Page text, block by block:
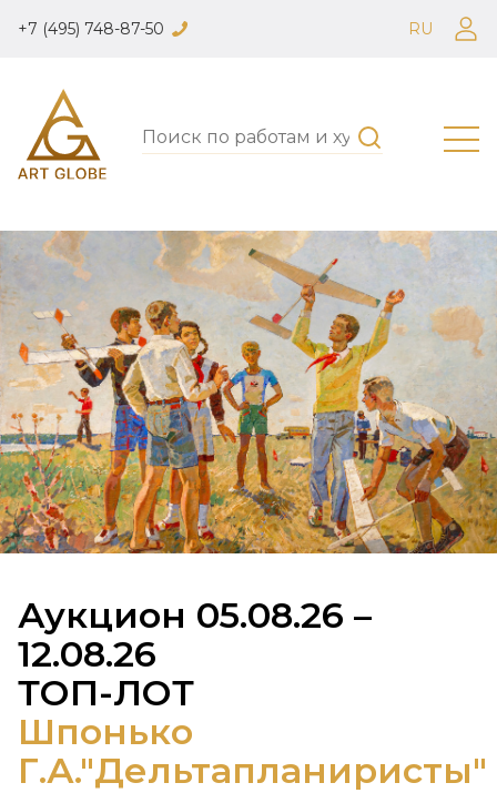
+7 (495) 748-87-50 RU
Шпонько
Г.А."Дельтапланиристы"
Аукцион 05.08.26 –
12.08.26
ТОП-ЛОТ
Шпонько
Г.А."Дельтапланиристы"
Шпонько
Г.А."Дельтапланиристы"